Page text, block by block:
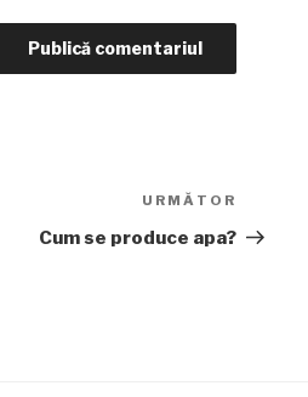
următor
URMĂTOR
Cum se produce apa?